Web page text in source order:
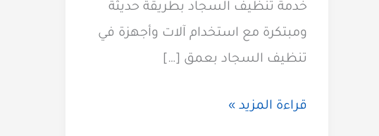
خدمة تنظيف السجاد بطريقة حديثة
ومبتكرة مع استخدام آلات وأجهزة في
تنظيف السجاد بعمق […]
غسيل
قراءة المزيد »